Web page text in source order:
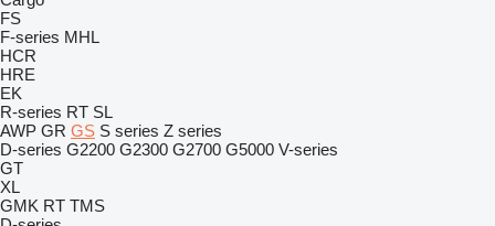
FS
F-series MHL
HCR
HRE
EK
R-series RT SL
AWP GR GS S series Z series
D-series G2200 G2300 G2700 G5000 V-series
GT
XL
GMK RT TMS